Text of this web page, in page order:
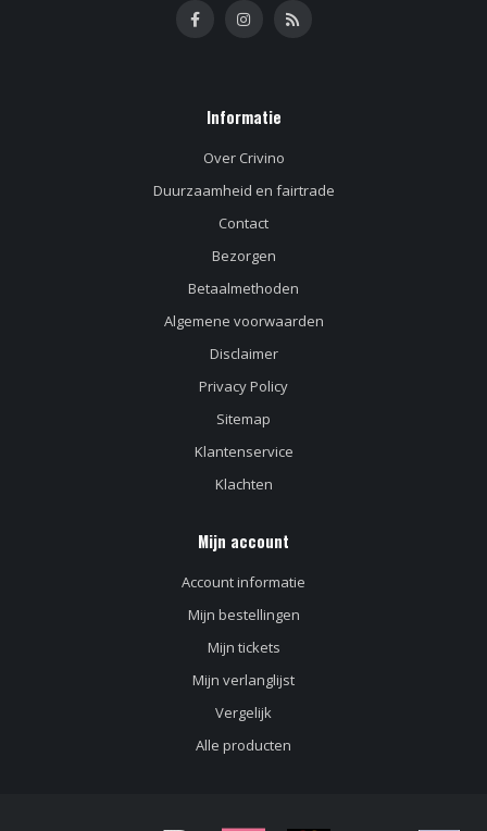
Informatie
Over Crivino
Duurzaamheid en fairtrade
Contact
Bezorgen
Betaalmethoden
Algemene voorwaarden
Disclaimer
Privacy Policy
Sitemap
Klantenservice
Klachten
Mijn account
Account informatie
Mijn bestellingen
Mijn tickets
Mijn verlanglijst
Vergelijk
Alle producten